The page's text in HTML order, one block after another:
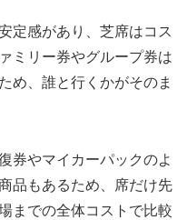
定感があり、芝席はコス
ミリー券やグループ券は
め、誰と行くかがそのま
券やマイカーパックのよ
品もあるため、席だけ先
までの全体コストで比較